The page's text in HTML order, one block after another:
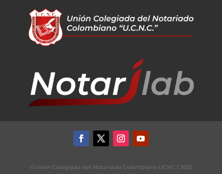
©Unión Colegiada del Notariado Colombiano UCNC | 2022